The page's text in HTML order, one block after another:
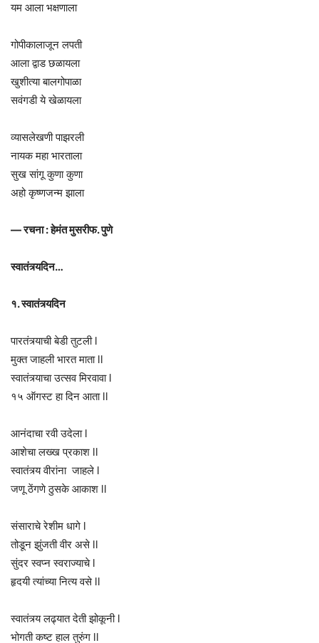
यम आला भक्षणाला
गोपीकालाजून लपती
आला द्वाड छळायला
खुशीत्या बालगोपाळा
सवंगडी ये खेळायला
व्यासलेखणी पाझरली
नायक महा भारताला
सुख सांगू कुणा कुणा
अहो कृष्णजन्म झाला
— रचना : हेमंत मुसरीफ. पुणे
स्वातंत्र्यदिन…
१. स्वातंत्र्यदिन
पारतंत्र्याची बेडी तुटली l
मुक्त जाहली भारत माता ll
स्वातंत्र्याचा उत्सव मिरवावा l
१५ ऑगस्ट हा दिन आता ll
आनंदाचा रवी उदेला l
आशेचा लख्ख प्रकाश ll
स्वातंत्र्य वीरांना जाहले l
जणू ठेंगणे ठुसके आकाश ll
संसाराचे रेशीम धागे l
तोडून झुंजती वीर असे ll
सुंदर स्वप्न स्वराज्याचे l
हृदयी त्यांच्या नित्य वसे ll
स्वातंत्र्य लढ्यात देती झोकूनी l
भोगती कष्ट हाल तुरुंग ll